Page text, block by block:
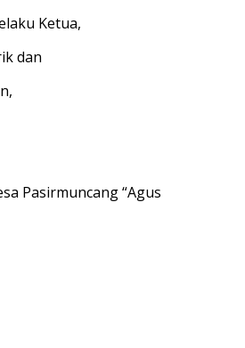
Ketua,
dan
Pasirmuncang “Agus